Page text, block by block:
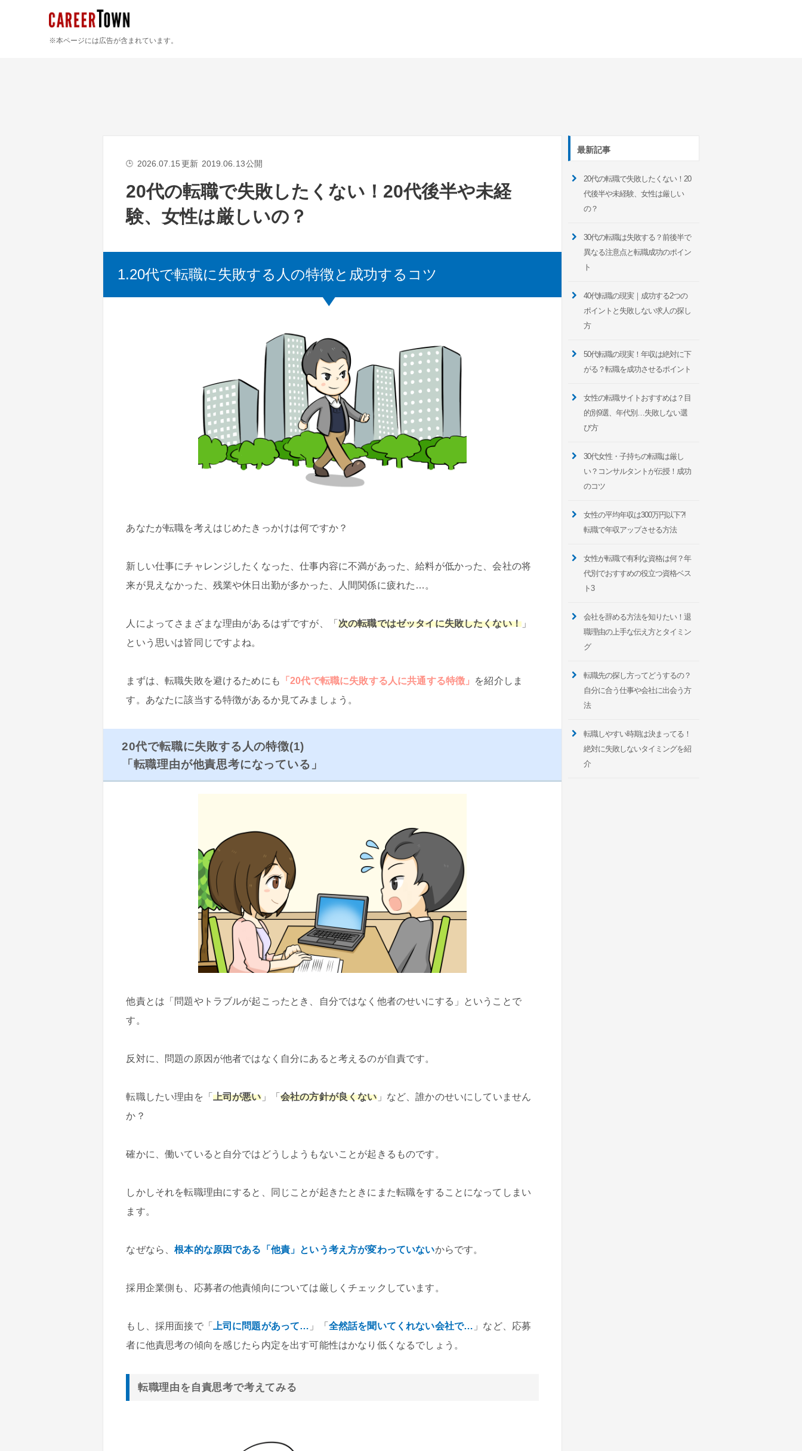
※本ページには広告が含まれています。
🕒 2026.07.15更新 2019.06.13公開
20代の転職で失敗したくない！20代後半や未経
験、女性は厳しいの？
1.20代で転職に失敗する人の特徴と成功するコツ
あなたが転職を考えはじめたきっかけは何ですか？
新しい仕事にチャレンジしたくなった、仕事内容に不満があった、給料が低かった、会社の将
来が見えなかった、残業や休日出勤が多かった、人間関係に疲れた…。
人によってさまざまな理由があるはずですが、「 次の転職ではゼッタイに失敗したくない！」
という思いは皆同じですよね。
まずは、転職失敗を避けるためにも 「20代で転職に失敗する人に共通する特徴」 を紹介しま
す。あなたに該当する特徴があるか見てみましょう。
20代で転職に失敗する人の特徴(1)
「転職理由が他責思考になっている」
他責とは「問題やトラブルが起こったとき、自分ではなく他者のせいにする」ということで
す。
反対に、問題の原因が他者ではなく自分にあると考えるのが自責です。
転職したい理由を「 上司が悪い」「 会社の方針が良くない」など、誰かのせいにしていません
か？
確かに、働いていると自分ではどうしようもないことが起きるものです。
しかしそれを転職理由にすると、同じことが起きたときにまた転職をすることになってしまい
ます。
なぜなら、根本的な原因である「他責」という考え方が変わっていないからです。
採用企業側も、応募者の他責傾向については厳しくチェックしています。
もし、採用面接で「 上司に問題があって… 」「 全然話を聞いてくれない会社で… 」など、応募
者に他責思考の傾向を感じたら内定を出す可能性はかなり低くなるでしょう。
転職理由を自責思考で考えてみる
最新記事
20代の転職で失敗したくない！20
代後半や未経験、女性は厳しい
の？
30代の転職は失敗する？前後半で
異なる注意点と転職成功のポイン
ト
40代転職の現実｜成功する2つの
ポイントと失敗しない求人の探し
方
50代転職の現実！年収は絶対に下
がる？転職を成功させるポイント
女性の転職サイトおすすめは？目
的別9選、年代別…失敗しない選
び方
30代女性・子持ちの転職は厳し
い？コンサルタントが伝授！成功
のコツ
女性の平均年収は300万円以下?!
転職で年収アップさせる方法
女性が転職で有利な資格は何？年
代別でおすすめの役立つ資格ベス
ト3
会社を辞める方法を知りたい！退
職理由の上手な伝え方とタイミン
グ
転職先の探し方ってどうするの？
自分に合う仕事や会社に出会う方
法
転職しやすい時期は決まってる！
絶対に失敗しないタイミングを紹
介